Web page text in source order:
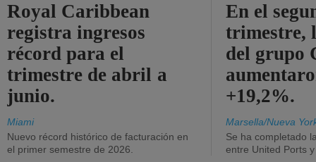
Royal Caribbean
registra ingresos
récord para el
trimestre de abril a
junio.
Miami
Nuevo récord histórico de facturación en
el primer semestre de 2026.
En el
trimestre,
del grupo
+19,2%.
Marsella/Nueva
Se ha completado
entre United Ports